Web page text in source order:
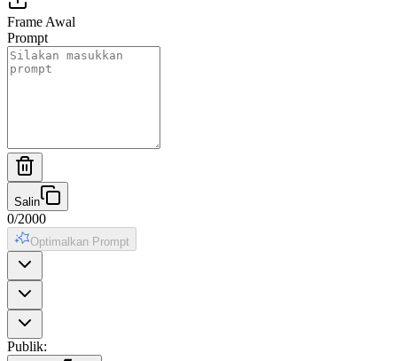
Frame Awal
Prompt
Salin
0/2000
Optimalkan Prompt
Publik: